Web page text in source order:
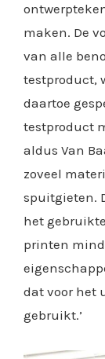
maken. De
van alle
testproduct,
daartoe
testproduct
aldus Van
zoveel
spuitgieten.
het
printen
dat voor het
gebruikt.’